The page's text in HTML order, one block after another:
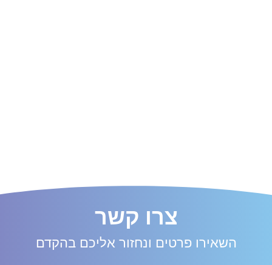
צרו קשר
השאירו פרטים ונחזור אליכם בהקדם